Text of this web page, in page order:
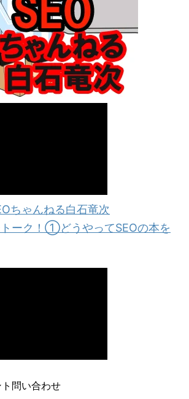
ちゃんねる白石竜次
トーク！①どうやってSEOの本を
問い合わせ